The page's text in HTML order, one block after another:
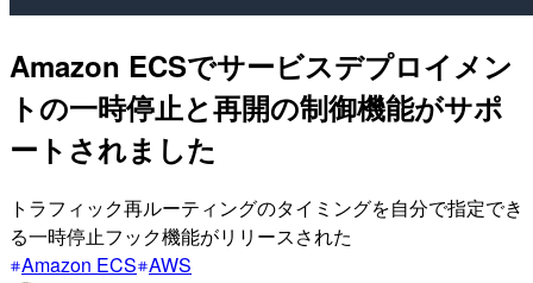
Amazon ECSでサービスデプロイメン
トの一時停止と再開の制御機能がサポ
ートされました
トラフィック再ルーティングのタイミングを自分で指定でき
る一時停止フック機能がリリースされた
Amazon ECS AWS